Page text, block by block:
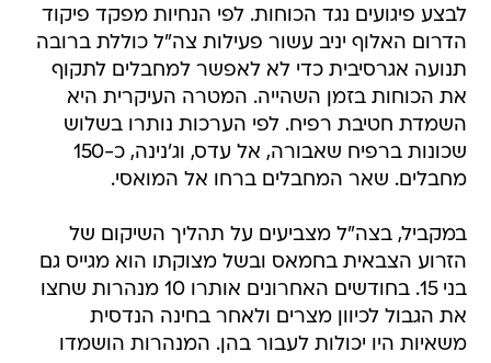
לבצע פיגועים נגד הכוחות. לפי הנחיות מפקד פיקוד
הדרום האלוף יניב עשור פעילות צה"ל כוללת ברובה
תנועה אגרסיבית כדי לא לאפשר למחבלים לתקוף
את הכוחות בזמן השהייה. המטרה העיקרית היא
השמדת חטיבת רפיח. לפי הערכות נותרו בשלוש
שכונות ברפיח שאבורה, אל עדס, וג'נינה, כ-150
מחבלים. שאר המחבלים ברחו אל המואסי.
במקביל, בצה"ל מצביעים על תהליך השיקום של
הזרוע הצבאית בחמאס ובשל מצוקתו הוא מגייס גם
בני 15. בחודשים האחרונים אותרו 10 מנהרות שחצו
את הגבול לכיוון מצרים ולאחר בחינה הנדסית
משאיות היו יכולות לעבור בהן. המנהרות הושמדו